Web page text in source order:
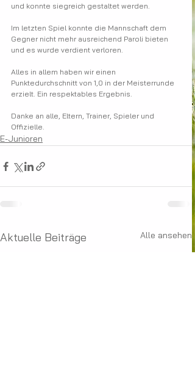
und konnte siegreich gestaltet werden.
Im letzten Spiel konnte die Mannschaft dem
Gegner nicht mehr ausreichend Paroli bieten
und es wurde verdient verloren.
Alles in allem haben wir einen
Punktedurchschnitt von 1,0 in der Meisterrunde
erzielt. Ein respektables Ergebnis.
Danke an alle, Eltern, Trainer, Spieler und
Offizielle.
E-Junioren
Aktuelle Beiträge Alle ansehen